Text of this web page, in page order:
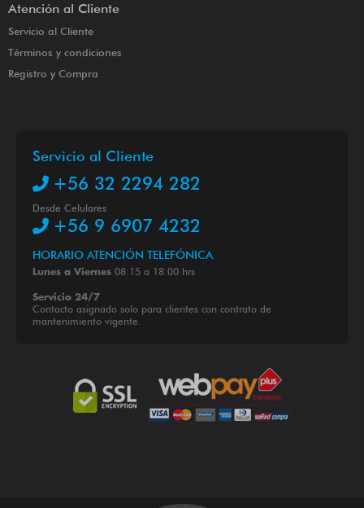
Atención al Cliente
Servicio al Cliente
Términos y condiciones
Registro y Compra
Servicio al Cliente
+56 32 2294 282
Desde Celulares
+56 9 6907 4232
HORARIO ATENCIÓN TELEFÓNICA
Lunes a Viernes 08:15 a 18:00 hrs
Servicio 24/7
Contacto asignado solo para clientes con contrato de
mantenimiento vigente.